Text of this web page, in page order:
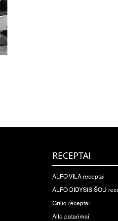
RECEPTAI
ALFO VILA receptai
ALFO DIDYSIS ŠOU
Grilio receptai
Alfo patarimai